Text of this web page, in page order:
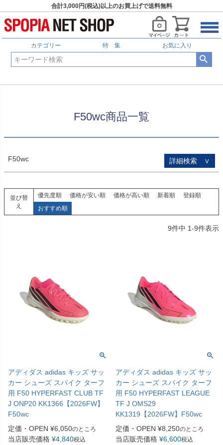
合計3,000円(税込)以上のお買上げで送料無料
カテゴリー 特 集 お気に入り
HOME F50wc商品一覧
F50wc商品一覧
F50wc 詳細検索 ∨
予約商品
予約商品のみを表示
並び順
新着順
登録順
キーワードヒット順
検索
並び替
え
優先度順 価格が安い順 価格が高い順 新着順
登録順
おすすめ順
9件中 1-9件表示
アディダス adidas キッズ サッ
カー シューズ スパイク ターフ
用 F50 HYPERFAST CLUB TF
J ONP20 KK1366【2026FW】
F50wc
定価・OPEN ¥6,050のところ
当店販売価格 ¥4,840税込
アディダス adidas キッズ サッ
カー シューズ スパイク ターフ
用 F50 HYPERFAST LEAGUE
TF J OMS29
KK1319【2026FW】F50wc
定価・OPEN ¥8,250のところ
当店販売価格 ¥6,600税込